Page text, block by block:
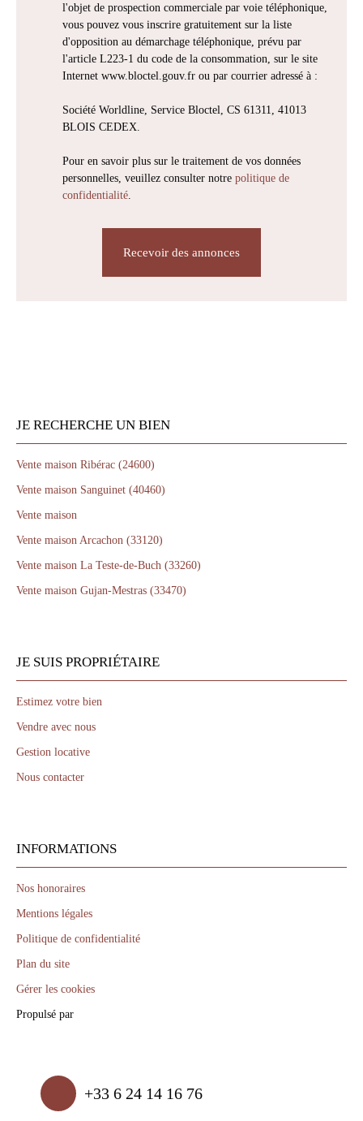
l'objet de prospection commerciale par voie téléphonique,
vous pouvez vous inscrire gratuitement sur la liste
d'opposition au démarchage téléphonique, prévu par
l'article L223-1 du code de la consommation, sur le site
Internet www.bloctel.gouv.fr ou par courrier adressé à :
Société Worldline, Service Bloctel, CS 61311, 41013
BLOIS CEDEX.
Pour en savoir plus sur le traitement de vos données
personnelles, veuillez consulter notre politique de
confidentialité
Recevoir des annonces
JE RECHERCHE UN BIEN
Vente maison Ribérac (24600)
Vente maison Sanguinet (40460)
Vente maison
Vente maison Arcachon (33120)
Vente maison La Teste-de-Buch (33260)
Vente maison Gujan-Mestras (33470)
JE SUIS PROPRIÉTAIRE
Estimez votre bien
Vendre avec nous
Gestion locative
Nous contacter
INFORMATIONS
Nos honoraires
Mentions légales
Politique de confidentialité
Plan du site
Gérer les cookies
Propulsé par
+33 6 24 14 16 76